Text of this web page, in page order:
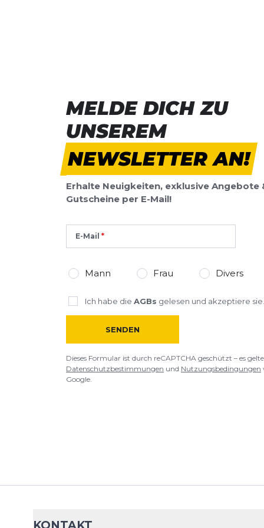
MELDE DICH ZU
UNSEREM
NEWSLETTER AN!
Erhalte Neuigkeiten, exklusive Angebote
Gutscheine per E-Mail!
E-Mail
Mann Frau Divers
Ich habe die AGBs gelesen und akzeptiere sie.
SENDEN
Dieses Formular ist durch reCAPTCHA geschützt – es
Datenschutzbestimmungen und Nutzungsbedingungen
Google.